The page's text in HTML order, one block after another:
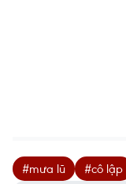
#mưa lũ #cô lập